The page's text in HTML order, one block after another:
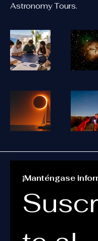
Astronomy Tours.
¡Manténgase